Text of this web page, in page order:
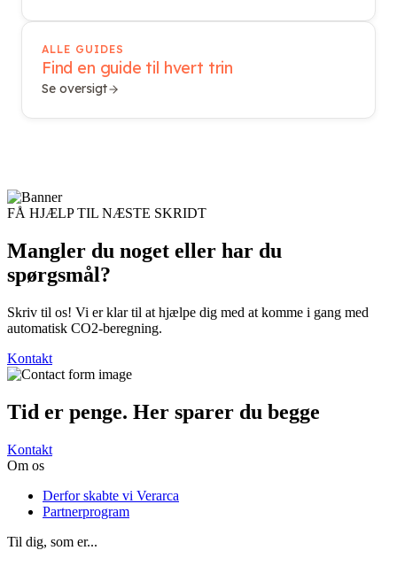
ALLE GUIDES
Find en guide til hvert trin
Se oversigt
FÅ HJÆLP TIL NÆSTE SKRIDT
Mangler du noget eller har du
spørgsmål?
Skriv til os! Vi er klar til at hjælpe dig med at komme i gang med
automatisk CO2-beregning.
Kontakt
Tid er penge. Her sparer du begge
Kontakt
Om os
Derfor skabte vi Verarca
Partnerprogram
Til dig, som er...